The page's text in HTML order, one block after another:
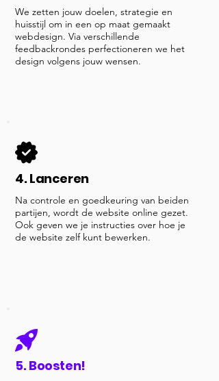
We zetten jouw doelen, strategie en
huisstijl om in een op maat gemaakt
webdesign. Via verschillende
feedbackrondes perfectioneren we het
design volgens jouw wensen.
4. Lanceren
Na controle en goedkeuring van beiden
partijen, wordt de website online gezet.
Ook geven we je instructies over hoe je
de website zelf kunt bewerken.
5. Boosten!